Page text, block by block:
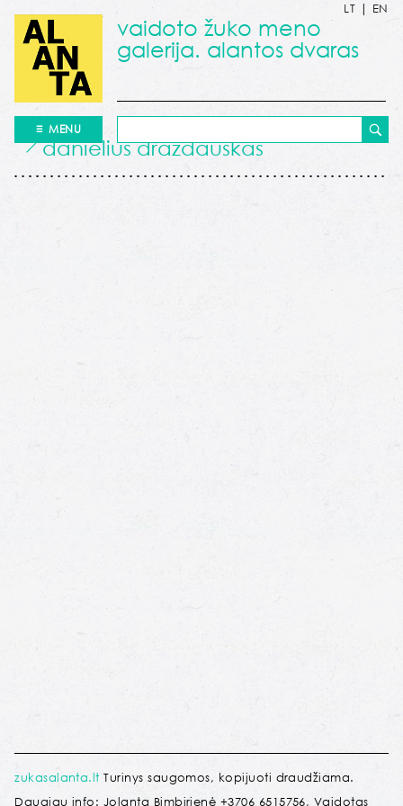
LT | EN
vaidoto žuko meno
galerija. alantos dvaras
MENU
danielius drazdauskas
zukasalanta.lt Turinys saugomos, kopijuoti draudžiama.
Daugiau info: Jolanta Bimbirienė +3706 6515756, Vaidotas